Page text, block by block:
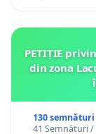
PETIȚIE
din zona
130 semnături
41 Semnături /